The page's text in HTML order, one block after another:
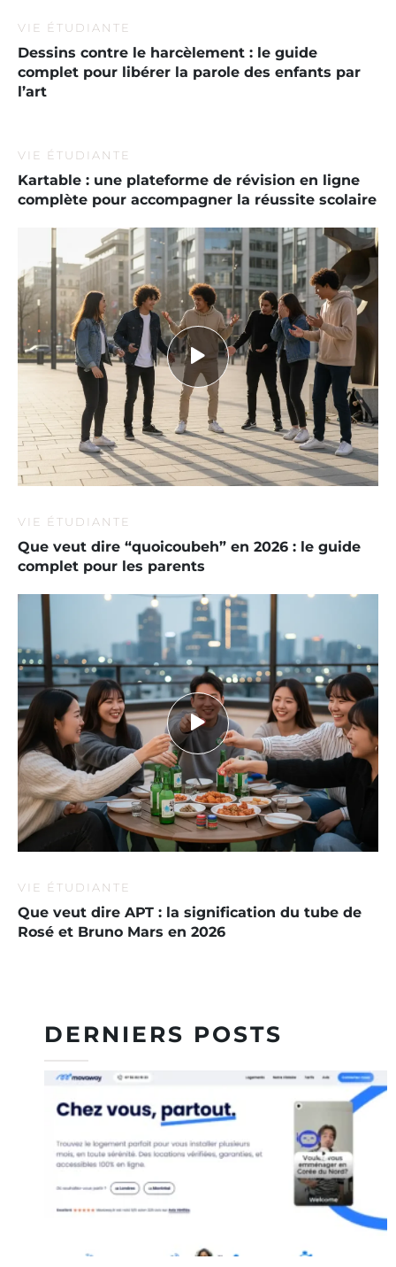
DERNIERS POSTS
VIE ÉTUDIANTE
Dessins contre le harcèlement : le guide
complet pour libérer la parole des enfants par
l’art
VIE ÉTUDIANTE
Kartable : une plateforme de révision en ligne
complète pour accompagner la réussite scolaire
VIE ÉTUDIANTE
Que veut dire “quoicoubeh” en 2026 : le guide
complet pour les parents
VIE ÉTUDIANTE
Que veut dire APT : la signification du tube de
Rosé et Bruno Mars en 2026